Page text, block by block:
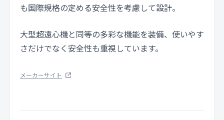
も国際規格の定める安全性を考慮して設計。
大型超遠心機と同等の多彩な機能を装備、使いやす
さだけでなく安全性も重視しています。
メーカーサイト